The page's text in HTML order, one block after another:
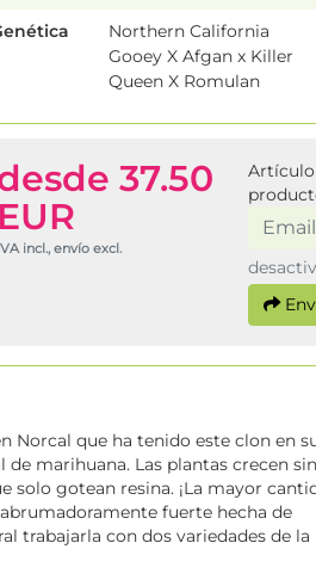
Northern California
Gooey X Afgan x Killer
Queen X Romulan
37.50
EUR
IVA incl., envío excl.
Artículo
Norcal que ha tenido este clon en
de marihuana. Las plantas crecen sin
solo gotean resina. ¡La mayor
fuerte hecha de
trabajarla con dos variedades de la